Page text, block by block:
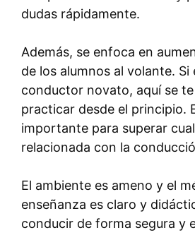
dudas rápidamente.
Además, se enfoca en
de los alumnos al volante. Si
conductor novato, aquí se
practicar desde el principio.
importante para superar
relacionada con la
El ambiente es ameno y el
enseñanza es claro y
conducir de forma segura y